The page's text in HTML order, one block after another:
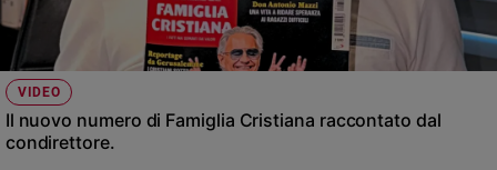
VIDEO
Il nuovo numero di Famiglia Cristiana raccontato dal
condirettore.